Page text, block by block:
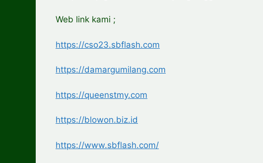
Web link kami ;
https://cso23.sbflash.com
https://damargumilang.com
https://queenstmy.com
https://blowon.biz.id
https://www.sbflash.com/